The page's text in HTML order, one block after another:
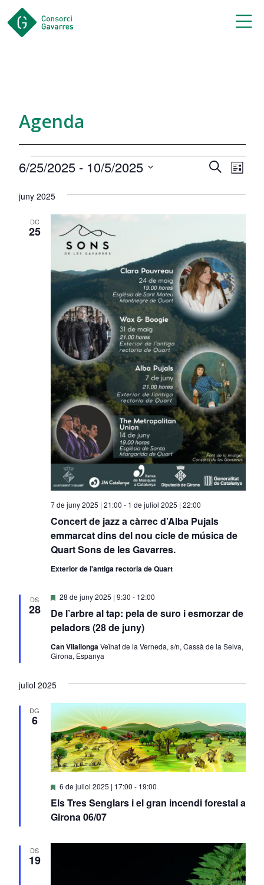
Agenda
Esdeveniments
cerca
CercaLlista
6/25/2025 - 10/5/2025
una
juny 2025
DC
25
Concert de jazz a càrrec d’Alba Pujals
emmarcat dins del nou cicle de música de
Quart Sons de les Gavarres.
7 de juny 2025 | 21:00 - 1 de juliol 2025 | 22:00
Exterior de l'antiga rectoria de Quart
DS
28
De l’arbre al tap: pela de suro i esmorzar de
peladors (28 de juny)
Destacats
28 de juny 2025 | 9:30 - 12:00
Can VilallongaVeïnat de la Verneda, s/n, Cassà de la Selva,
Girona, Espanya
juliol 2025
DG
6
Els Tres Senglars i el gran incendi forestal a
Girona 06/07
Destacats
6 de juliol 2025 | 17:00 - 19:00
DS
19